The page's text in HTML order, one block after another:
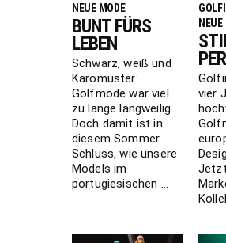
NEUE MODE
BUNT FÜRS
LEBEN
Schwarz, weiß und
Karomuster:
Golfmode war viel
zu lange langweilig.
Doch damit ist in
diesem Sommer
Schluss, wie unsere
Models im
portugiesischen ...
vier